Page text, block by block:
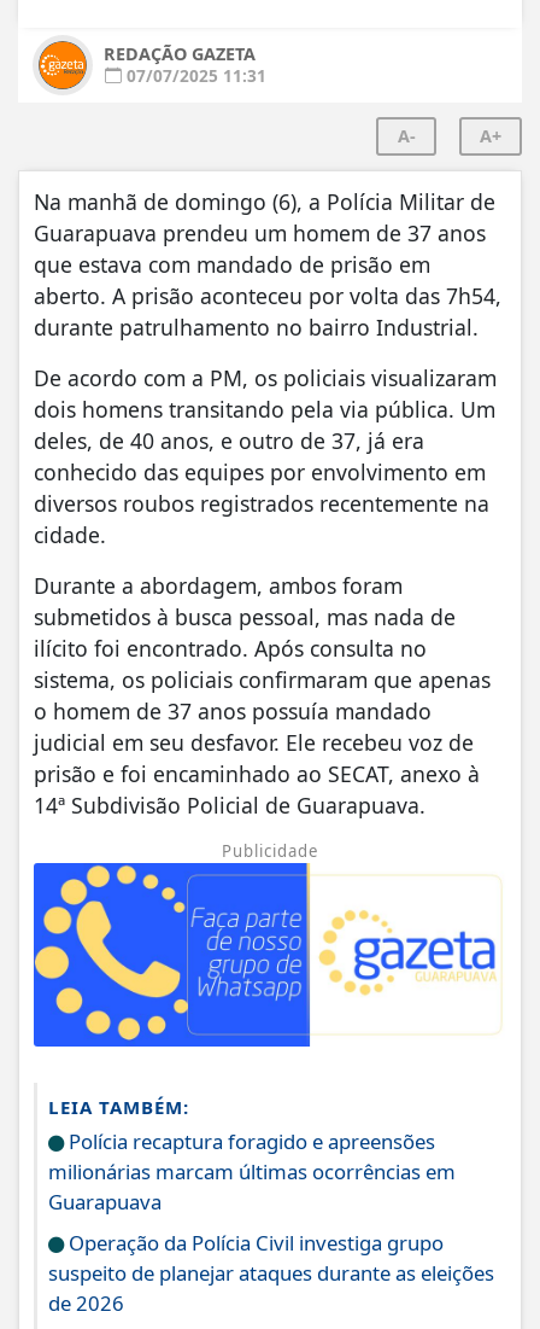
REDAÇÃO GAZETA
07/07/2025 11:31
A- A+
Na manhã de domingo (6), a Polícia Militar de
Guarapuava prendeu um homem de 37 anos
que estava com mandado de prisão em
aberto. A prisão aconteceu por volta das 7h54,
durante patrulhamento no bairro Industrial.
De acordo com a PM, os policiais visualizaram
dois homens transitando pela via pública. Um
deles, de 40 anos, e outro de 37, já era
conhecido das equipes por envolvimento em
diversos roubos registrados recentemente na
cidade.
Durante a abordagem, ambos foram
submetidos à busca pessoal, mas nada de
ilícito foi encontrado. Após consulta no
sistema, os policiais confirmaram que apenas
o homem de 37 anos possuía mandado
judicial em seu desfavor. Ele recebeu voz de
prisão e foi encaminhado ao SECAT, anexo à
14ª Subdivisão Policial de Guarapuava.
Publicidade
LEIA TAMBÉM:
Polícia recaptura foragido e apreensões
milionárias marcam últimas ocorrências em
Guarapuava
Operação da Polícia Civil investiga grupo
suspeito de planejar ataques durante as eleições
de 2026